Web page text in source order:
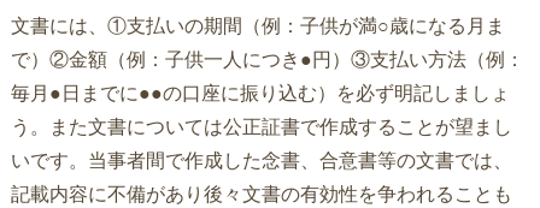
文書には、①支払いの期間（例：子供が満○歳になる月ま
で）②金額（例：子供一人につき●円）③支払い方法（例：
毎月●日までに●●の口座に振り込む）を必ず明記しましょ
う。また文書については公正証書で作成することが望まし
いです。当事者間で作成した念書、合意書等の文書では、
記載内容に不備があり後々文書の有効性を争われることも